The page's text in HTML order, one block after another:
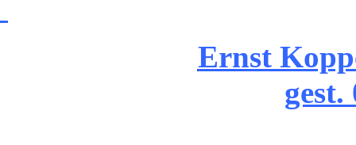
Ernst
gest.